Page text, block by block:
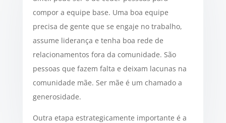
compor a equipe base. Uma boa equipe
precisa de gente que se engaje no trabalho,
assume liderança e tenha boa rede de
relacionamentos fora da comunidade. São
pessoas que fazem falta e deixam lacunas na
comunidade mãe. Ser mãe é um chamado a
generosidade.
Outra etapa estrategicamente importante é a